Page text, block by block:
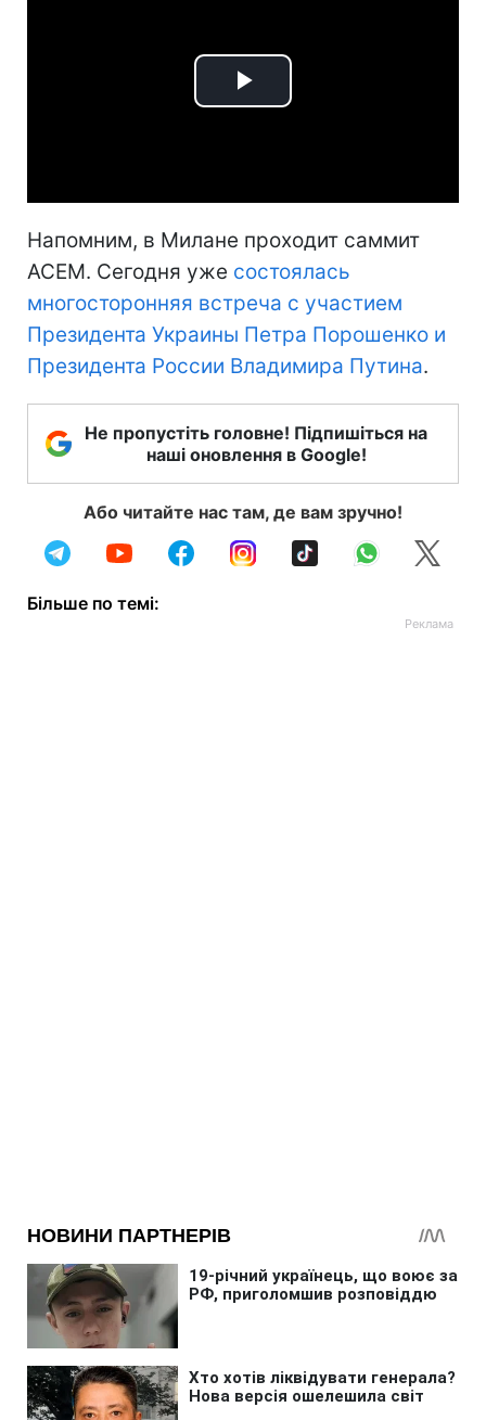
Play
Напомним, в Милане проходит саммит
АСЕМ. Сегодня уже состоялась
многосторонняя встреча с участием
Президента Украины Петра Порошенко и
Президента России Владимира Путина.
Не пропустіть головне! Підпишіться на
наші оновлення в Google!
Або читайте нас там, де вам зручно!
Більше по темі: